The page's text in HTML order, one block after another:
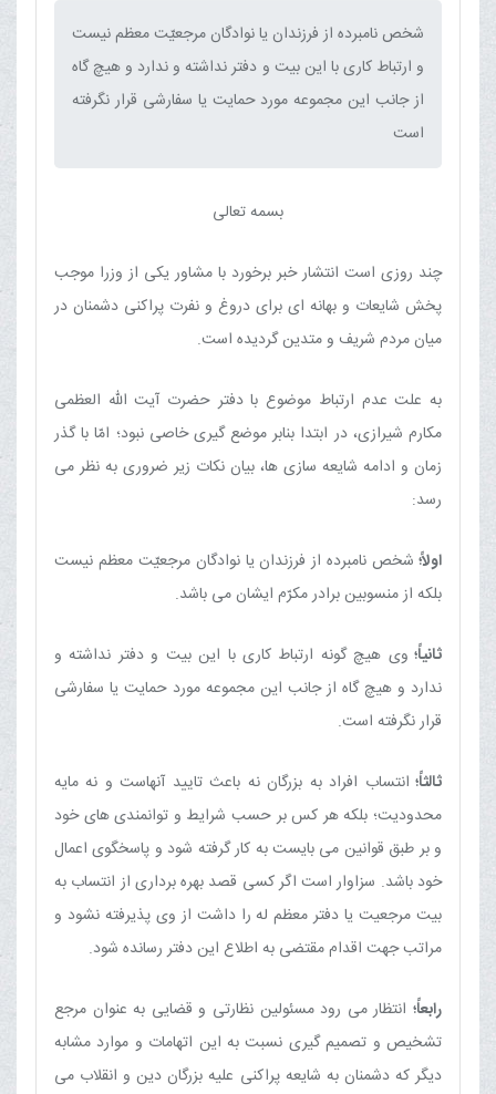
شخص نامبرده از فرزندان یا نوادگان مرجعیّت معظم نیست
و ارتباط کاری با این بیت و دفتر نداشته و ندارد و هیچ گاه
از جانب این مجموعه مورد حمایت یا سفارشی قرار نگرفته
است‌
بسمه تعالی
چند روزی است انتشار خبر برخورد با مشاور یکی از وزرا موجب
پخش شایعات و بهانه ای برای دروغ و نفرت پراکنی دشمنان در
میان مردم شریف و متدین گردیده است.
به علت عدم ارتباط موضوع با دفتر حضرت آیت الله العظمی
مکارم شیرازی، در ابتدا بنابر موضع گیری خاصی نبود؛ امّا با گذر
زمان و ادامه شایعه سازی ها، بیان نکات زیر ضروری به نظر می
رسد:
اولاً؛ شخص نامبرده از فرزندان یا نوادگان مرجعیّت معظم نیست
بلکه از منسوبین برادر مکرّم ایشان می باشد.
ثانیاً؛ وی هیچ گونه ارتباط کاری با این بیت و دفتر نداشته و
ندارد و هیچ گاه از جانب این مجموعه مورد حمایت یا سفارشی
قرار نگرفته است.
ثالثاً؛ انتساب افراد به بزرگان نه باعث تایید آنهاست و نه مایه
محدودیت؛ بلکه هر کس بر حسب شرایط و توانمندی های خود
و بر طبق قوانین می بایست به کار گرفته شود و پاسخگوی اعمال
خود باشد. سزاوار است اگر کسی قصد بهره برداری از انتساب به
بیت مرجعیت یا دفتر معظم له را داشت از وی پذیرفته نشود و
مراتب جهت اقدام مقتضی به اطلاع این دفتر رسانده شود.
رابعاً؛ انتظار می رود مسئولین نظارتی و قضایی به عنوان مرجع
تشخیص و تصمیم گیری نسبت به این اتهامات و موارد مشابه
دیگر که دشمنان به شایعه پراکنی علیه بزرگان دین و انقلاب می